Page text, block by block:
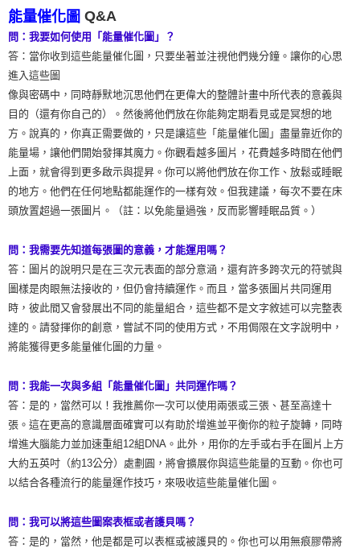
能量催化圖 Q&A
問：我要如何使用「能量催化圖」？
答：當你收到這些能量催化圖，只要坐著並注視他們幾分鐘。讓你的心思
進入這些圖
像與密碼中，同時靜默地沉思他們在更偉大的整體計畫中所代表的意義與
目的（還有你自己的）。然後將他們放在你能夠定期看見或是冥想的地
方。說真的，你真正需要做的，只是讓這些「能量催化圖」盡量靠近你的
能量場，讓他們開始發揮其魔力。你觀看越多圖片，花費越多時間在他們
上面，就會得到更多啟示與提昇。你可以將他們放在你工作、放鬆或睡眠
的地方。他們在任何地點都能運作的一樣有效。但我建議，每次不要在床
頭放置超過一張圖片。（註：以免能量過強，反而影響睡眠品質。）
問：我需要先知道每張圖的意義，才能運用嗎？
答：圖片的說明只是在三次元表面的部分意涵，還有許多跨次元的符號與
圖樣是肉眼無法接收的，但仍會持續運作。而且，當多張圖片共同運用
時，彼此間又會發展出不同的能量組合，這些都不是文字敘述可以完整表
達的。請發揮你的創意，嘗試不同的使用方式，不用侷限在文字說明中，
將能獲得更多能量催化圖的力量。
問：我能一次與多組「能量催化圖」共同運作嗎？
答：是的，當然可以！我推薦你一次可以使用兩張或三張、甚至高達十
張。這在更高的意識層面確實可以有助於增進並平衡你的粒子旋轉，同時
增進大腦能力並加速重組12組DNA。此外，用你的左手或右手在圖片上方
大約五英吋（約13公分）處劃圓，將會擴展你與這些能量的互動。你也可
以結合各種流行的能量運作技巧，來吸收這些能量催化圖。
問：我可以將這些圖案表框或者護貝嗎？
答：是的，當然，他是都是可以表框或被護貝的。你也可以用無痕膠帶將